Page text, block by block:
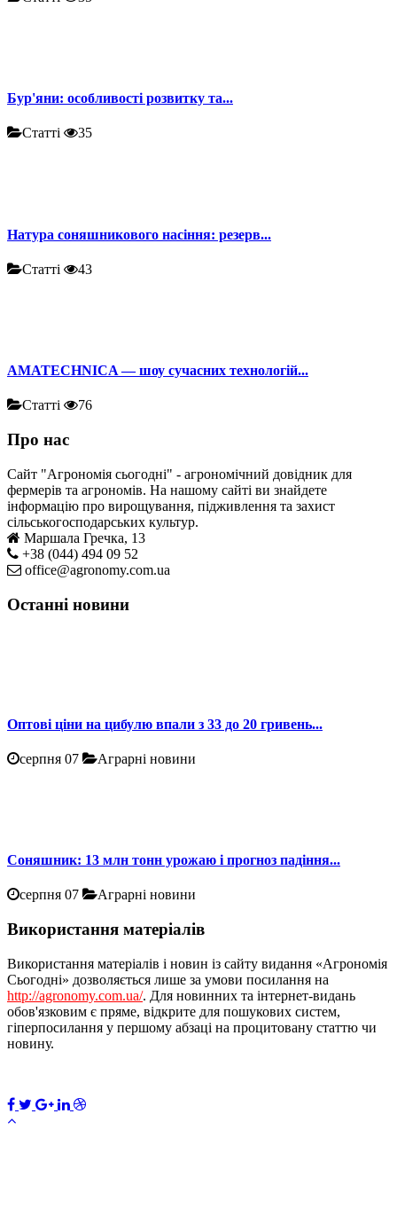
Бур'яни: особливості розвитку та...
Статті 35
Натура соняшникового насіння: резерв...
Статті 43
AMATECHNICA — шоу сучасних технологій...
Статті 76
Про нас
Сайт "Агрономія сьогодні" - агрономічний довідник для
фермерів та агрономів. На нашому сайті ви знайдете
інформацію про вирощування, підживлення та захист
сільськогосподарських культур.
Маршала Гречка, 13
+38 (044) 494 09 52
office@agronomy.com.ua
Останні новини
Оптові ціни на цибулю впали з 33 до 20 гривень...
серпня 07 Аграрні новини
Соняшник: 13 млн тонн урожаю і прогноз падіння...
серпня 07 Аграрні новини
Використання матеріалів
Використання матеріалів і новин із сайту видання «Агрономія
Сьогодні» дозволяється лише за умови посилання на
http://agronomy.com.ua/. Для новинних та інтернет-видань
обов'язковим є пряме, відкрите для пошукових систем,
гіперпосилання у першому абзаці на процитовану статтю чи
новину.